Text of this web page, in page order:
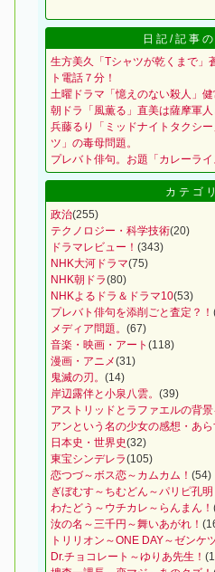
日記/記事
生方美久「Tシャツが乾くまで」
ト電話７分！
土曜ドラマ「憶えのない殺人」健
朝ドラ「風薫る」直美は薩摩軍
兵藤るり「ミッドナイトタクシ
ツ」の毒母問題。
プレバト俳句。お題「カレーライ
カテゴリ
政治(255)
テクノロジー・科学技術(20)
ドラマレビュー！ (343)
NHK大河ドラマ(75)
NHK朝ドラ(80)
NHKよるドラ＆ドラマ10(53)
プレバト俳句を添削ごと査定？！
メディア問題。 (67)
音楽・映画・アート (118)
漫画・アニメ(31)
鬼滅の刃。 (14)
岸辺露伴と小泉八雲。 (39)
アストリッドとラファエルの背景
アンという名の少女の感想・あら
日本史・世界史(32)
東宝シンデレラ(105)
恋つづ～ボス恋～カムカム！ (54)
ぎぼむす～ちむどん～パリピ孔明
わたどう～ウチカレ～らんまん！
汝の名～三千円～舞いあがれ！
トリリオン～ONE DAY～ゼンケ
Dr.チョコレート～ゆりあ先生！